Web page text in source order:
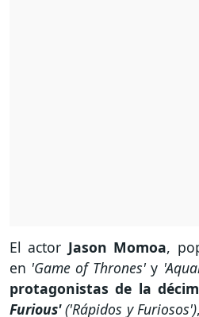
El actor Jason Momoa,
en 'Game of Thrones'y
protagonistas de la
Furious'('Rápidos y Furiosos')